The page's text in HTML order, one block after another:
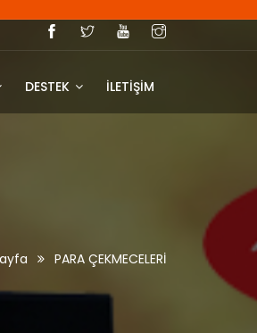
DESTEK İLETİŞİM
PARA ÇEKMECELERİ